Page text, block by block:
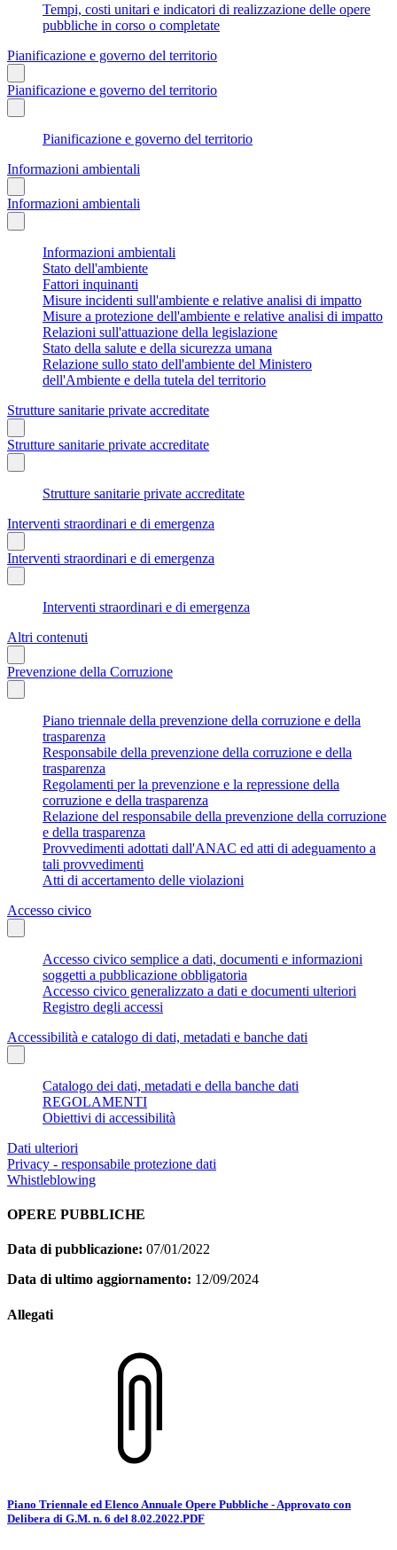
Tempi, costi unitari e indicatori di realizzazione delle opere
pubbliche in corso o completate
Pianificazione e governo del territorio
Pianificazione e governo del territorio
Pianificazione e governo del territorio
Informazioni ambientali
Informazioni ambientali
Informazioni ambientali
Stato dell'ambiente
Fattori inquinanti
Misure incidenti sull'ambiente e relative analisi di impatto
Misure a protezione dell'ambiente e relative analisi di impatto
Relazioni sull'attuazione della legislazione
Stato della salute e della sicurezza umana
Relazione sullo stato dell'ambiente del Ministero
dell'Ambiente e della tutela del territorio
Strutture sanitarie private accreditate
Strutture sanitarie private accreditate
Strutture sanitarie private accreditate
Interventi straordinari e di emergenza
Interventi straordinari e di emergenza
Interventi straordinari e di emergenza
Altri contenuti
Prevenzione della Corruzione
Piano triennale della prevenzione della corruzione e della
trasparenza
Responsabile della prevenzione della corruzione e della
trasparenza
Regolamenti per la prevenzione e la repressione della
corruzione e della trasparenza
Relazione del responsabile della prevenzione della corruzione
e della trasparenza
Provvedimenti adottati dall'ANAC ed atti di adeguamento a
tali provvedimenti
Atti di accertamento delle violazioni
Accesso civico
Accesso civico semplice a dati, documenti e informazioni
soggetti a pubblicazione obbligatoria
Accesso civico generalizzato a dati e documenti ulteriori
Registro degli accessi
Accessibilità e catalogo di dati, metadati e banche dati
Catalogo dei dati, metadati e della banche dati
REGOLAMENTI
Obiettivi di accessibilità
Dati ulteriori
Privacy - responsabile protezione dati
Whistleblowing
OPERE PUBBLICHE
Data di pubblicazione: 07/01/2022
Data di ultimo aggiornamento: 12/09/2024
Allegati
Piano Triennale ed Elenco Annuale Opere Pubbliche - Approvato con
Delibera di G.M. n. 6 del 8.02.2022.PDF